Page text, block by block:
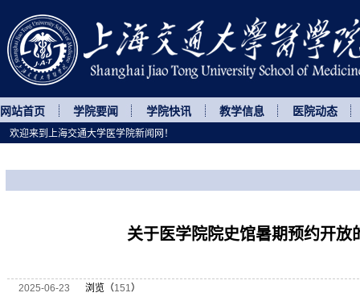
网站首页 学院要闻 学院快讯 教学信息 医院动态
关于医学院院史馆暑期预约开放
2025-06-23 浏览（151）
欢迎来到上海交通大学医学院新闻网！